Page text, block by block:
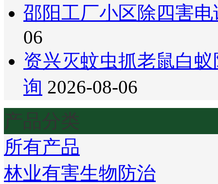
邵阳工厂小区除四害
06
资兴灭蚊虫抓老鼠白
询 2026-08-06
产品分类
所有产品
林业有害生物防治